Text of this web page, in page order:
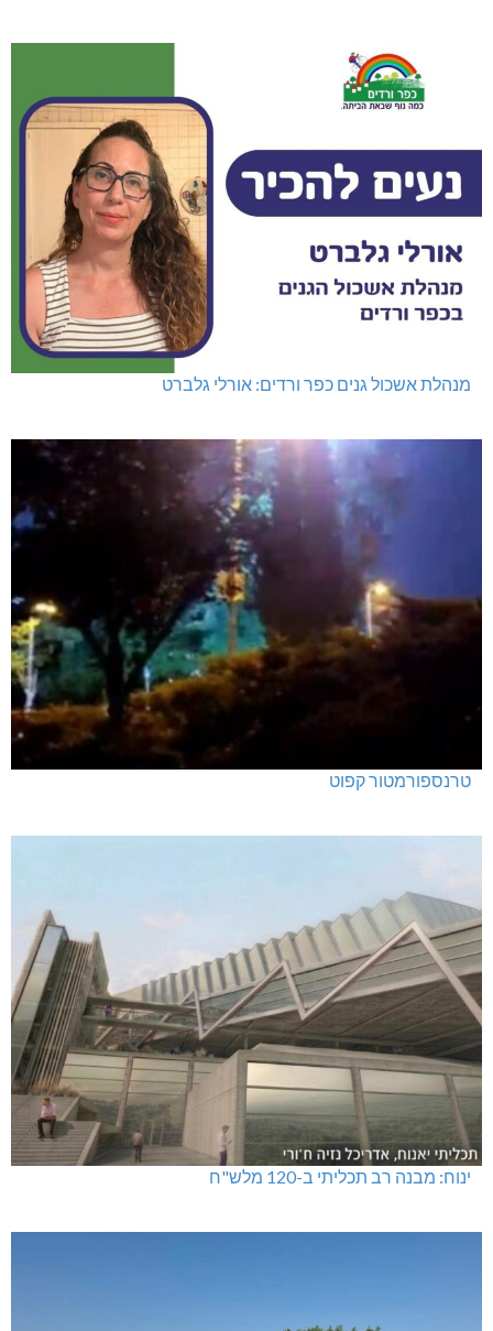
מנהלת אשכול גנים כפר ורדים: אורלי גלברט
טרנספורמטור קפוט
ינוח: מבנה רב תכליתי ב-120 מלש"ח